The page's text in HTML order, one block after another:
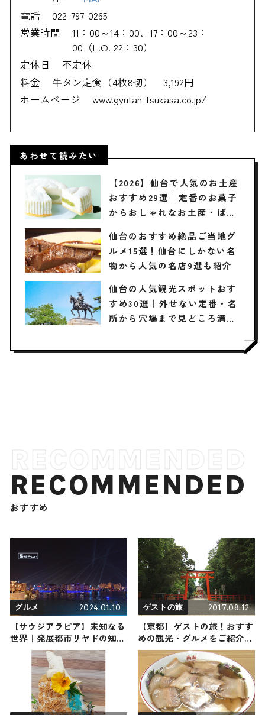
電話
022-797-0265
営業時間
11：00～14：00、17：00～23：
00（L.O. 22：30）
定休日
不定休
料金
牛タン定食（4枚8切） 3,192円
ホームページ
www.gyutan-tsukasa.co.jp/
あわせて読みたい
【2026】仙台で人気のお土産
おすすめ29選｜定番のお菓子
からおしゃれなお土産・ばら
紹介
仙台のおすすめ絶品ご当地グ
ルメ15選！仙台にしかない名
物から人気の名店9選も紹介
仙台の人気観光スポットおす
すめ30選｜外せない定番・名
所から穴場まで見どころ満載
RECOMMENDED
おすすめ
グルメ 2024.01.10
【サウジアラビア】未知なる
世界｜発展都市リヤドの知ら
れざる魅力
ゲストの旅 2017.08.12
【京都】ゲストの旅！おすす
めの観光・グルメをご紹介
2017年8月12日放送